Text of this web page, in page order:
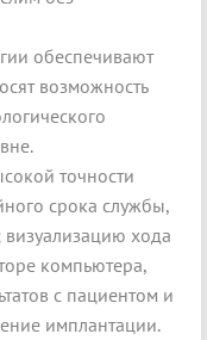
обеспечивают
возможность
точности
срока службы,
визуализацию хода
компьютера,
с пациентом и
имплантации.